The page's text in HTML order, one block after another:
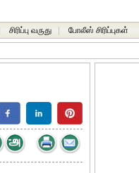
சிரிப்பு வருது போலீஸ் சிரிப்புகள்